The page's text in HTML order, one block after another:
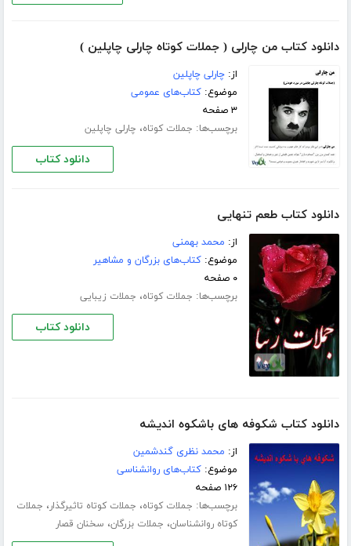
دانلود کتاب من چارلی ( جملات کوتاه چارلی چاپلین )
از:چارلی چاپلین
موضوع:کتاب‌های عمومی
۳ صفحه
برچسب‌ها: جملات کوتاه، چارلی چاپلین
دانلود کتاب
دانلود کتاب طعم تنهایی
از: محمد بهمنی
موضوع:کتاب‌های بزرگان و مشاهیر
۰ صفحه
برچسب‌ها: جملات کوتاه، جملات زیبایی
دانلود کتاب
دانلود کتاب شکوفه های باشکوه اندیشه
از: محمد نظری گندشمین
موضوع:کتاب‌های روانشناسی
۱۲۶ صفحه
برچسب‌ها: جملات کوتاه، جملات کوتاه تاثیرگذار، جملات
کوتاه روانشناسان، جملات بزرگان، سخنان قصار